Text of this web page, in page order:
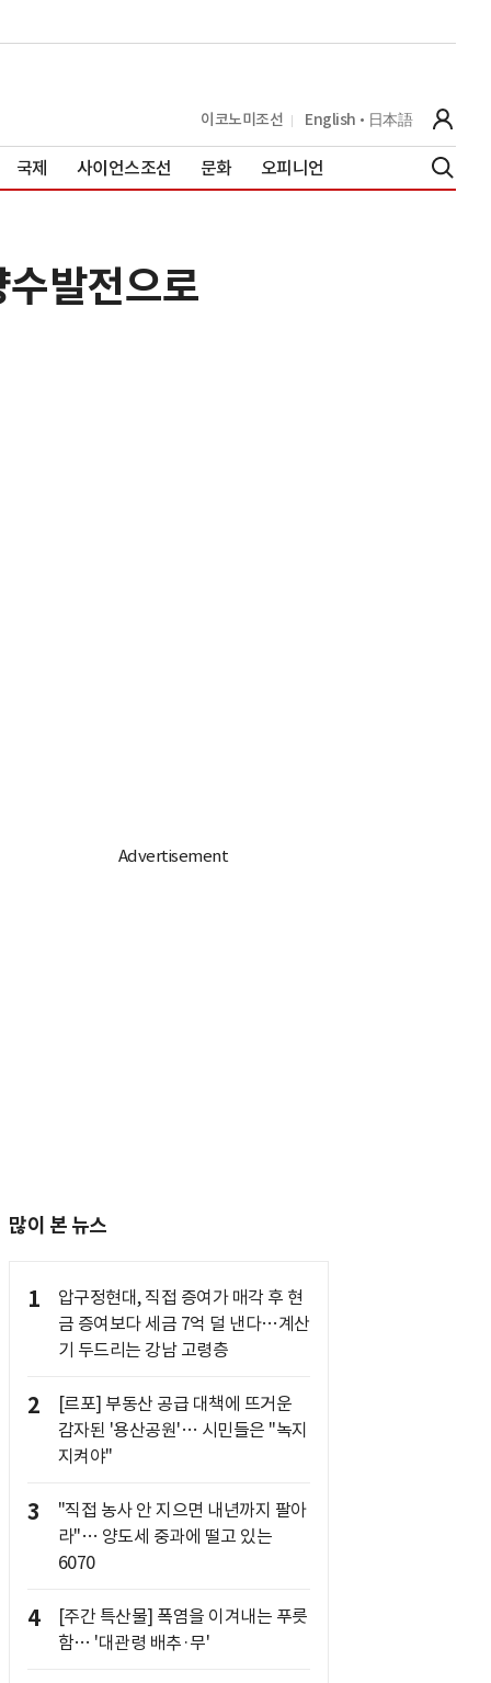
이코노미조선 English 日本語
국제 사이언스조선 문화 오피니언
발전으로
많이 본 뉴스
1
압구정현대, 직접 증여가 매각 후 현
금 증여보다 세금 7억 덜 낸다…계산
기 두드리는 강남 고령층
2
[르포] 부동산 공급 대책에 뜨거운
감자된 '용산공원'… 시민들은 "녹지
지켜야"
3
"직접 농사 안 지으면 내년까지 팔아
라"… 양도세 중과에 떨고 있는
6070
4
[주간 특산물] 폭염을 이겨내는 푸릇
함… '대관령 배추·무'